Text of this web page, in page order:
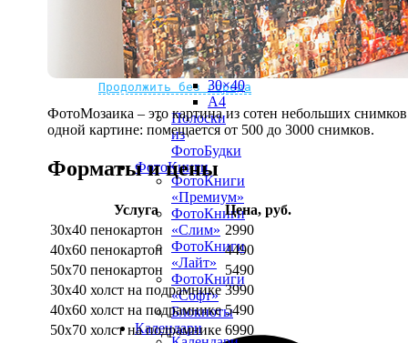
Не нашли Ваш город?
Мы доставляем по всему миру
Продолжить без города
15×15
15×20
20×20
20×30
30×30
30×40
A4
Полоски
из
ФотоБудки
ФотоКниги
ФотоКниги
«Премиум»
ФотоКниги
«Слим»
ФотоКниги
«Лайт»
ФотоКниги
«Софт»
Блокноты
Календари
ФотоМозаика – это картина из сотен небольших
одной картине: помещается от 500 до 3000 снимков.
Форматы и цены
Услуга
Цена, руб.
30х40 пенокартон
2990
40х60 пенокартон
4490
50х70 пенокартон
5490
30х40 холст на подрамнике 3990
40х60 холст на подрамнике 5490
50х70 холст на подрамнике 6990